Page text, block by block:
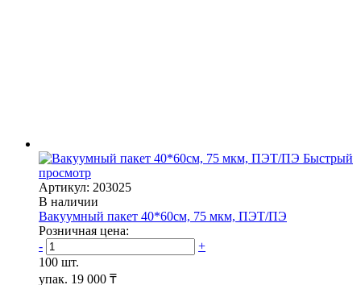
Быстрый
просмотр
Артикул: 203025
В наличии
Вакуумный пакет 40*60см, 75 мкм, ПЭТ/ПЭ
Розничная цена:
-
+
100 шт.
упак. 19 000 ₸